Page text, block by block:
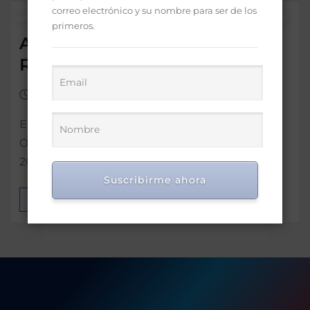
Abinader promulga Ley de
Régimen Electoral
El presidente Luis Abinader promulgó la Ley
Orgánica de Régimen Electoral con el numeral
20-23 que tiene el objeto regular…
MÁS INFORMACIÓN
correo electrónico y su nombre para ser de los
primeros.
Suscribirme ahora